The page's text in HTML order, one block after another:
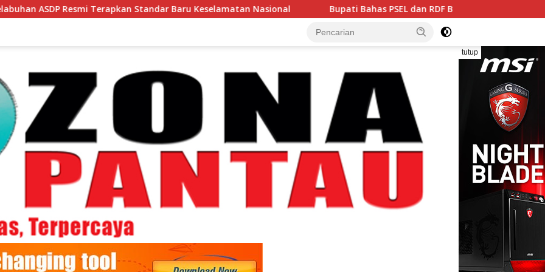
Terapkan Standar Baru Keselamatan Nasional Bupati Bahas PSEL dan RDF Bersama Menteri Lingkungan Hidup
tutup